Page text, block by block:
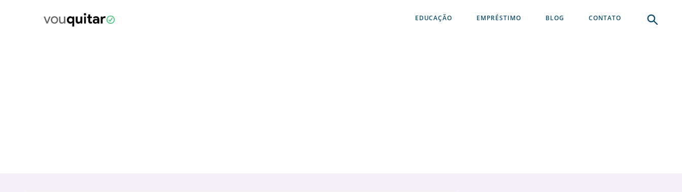
EDUCAÇÃO EMPRÉSTIMO BLOG CONTATO